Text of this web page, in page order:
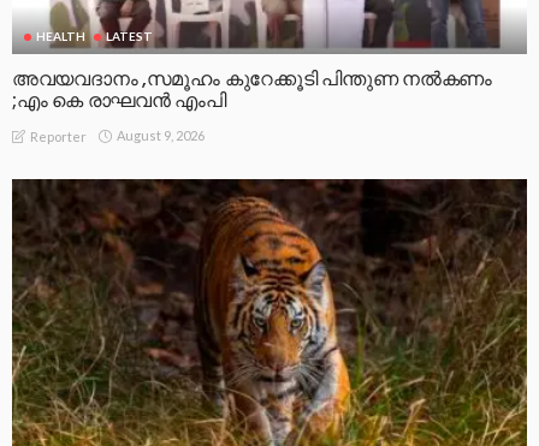
HEALTH LATEST
അവയവദാനം ,സമൂഹം കുറേക്കൂടി പിന്തുണ നൽകണം
;എം കെ രാഘവൻ എംപി
Reporter August 9, 2026